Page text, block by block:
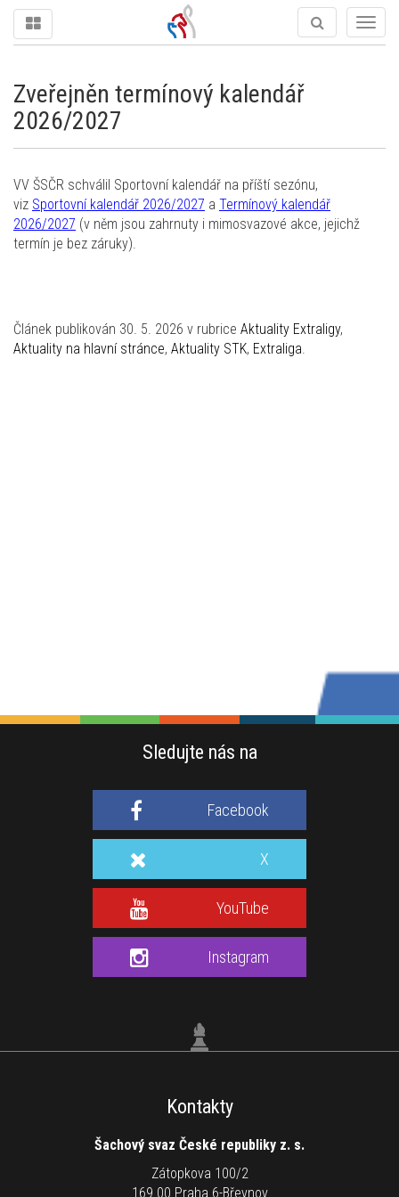
Zveřejněn termínový kalendář
2026/2027
VV ŠSČR schválil Sportovní kalendář na příští sezónu,
viz Sportovní kalendář 2026/2027 a Termínový kalendář
2026/2027 (v něm jsou zahrnuty i mimosvazové akce, jejichž
termín je bez záruky).
Článek publikován 30. 5. 2026 v rubrice Aktuality Extraligy,
Aktuality na hlavní stránce, Aktuality STK, Extraliga.
Sledujte nás na
Facebook
X
YouTube
Instagram
Kontakty
Šachový svaz České republiky z. s.
Zátopkova 100/2
169 00 Praha 6-Břevnov